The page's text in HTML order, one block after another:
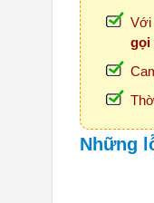
Với
gọi
Những